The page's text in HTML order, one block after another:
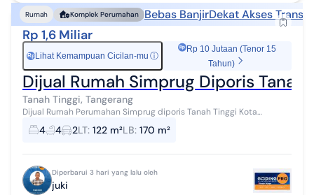
Rumah Komplek Perumahan Bebas BanjirDekat Akses
Rp 1,6 Miliar
Rp Lihat Kemampuan Cicilan-mu ⓘ
Rp 10 Jutaan (Tenor 15
Tahun)
Dijual Rumah Simprug Diporis Tanah
Tanah Tinggi, Tangerang
Dijual Rumah Perumahan Simprug diporis Tanah Tinggi Kota
Tangerang Rp 1.6 M Nego Cash bisa Kpr Bank LT 122 m² Bangunan 170
m² Surat SH...
4 4 2LT: 122 m²LB: 170 m²
Diperbarui 3 hari yang lalu oleh
juki